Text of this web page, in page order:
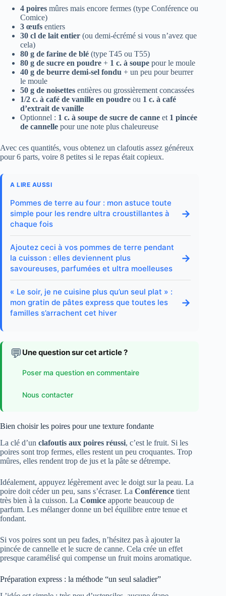
4 poires mûres mais encore fermes (type Conférence ou
Comice)
3 œufs entiers
30 cl de lait entier (ou demi-écrémé si vous n’avez que
cela)
80 g de farine de blé (type T45 ou T55)
80 g de sucre en poudre + 1 c. à soupe pour le moule
40 g de beurre demi-sel fondu + un peu pour beurrer
le moule
50 g de noisettes entières ou grossièrement concassées
1/2 c. à café de vanille en poudre ou 1 c. à café
d’extrait de vanille
Optionnel : 1 c. à soupe de sucre de canne et 1 pincée
de cannelle pour une note plus chaleureuse
Avec ces quantités, vous obtenez un clafoutis assez généreux
pour 6 parts, voire 8 petites si le repas était copieux.
A LIRE AUSSI
Pommes de terre au four : mon astuce toute
simple pour les rendre ultra croustillantes à
chaque fois
→
Ajoutez ceci à vos pommes de terre pendant
la cuisson : elles deviennent plus
savoureuses, parfumées et ultra moelleuses
→
« Le soir, je ne cuisine plus qu’un seul plat » :
mon gratin de pâtes express que toutes les
familles s’arrachent cet hiver
→
💬 Une question sur cet article ?
Poser ma question en commentaire
Nous contacter
Bien choisir les poires pour une texture fondante
La clé d’un clafoutis aux poires réussi, c’est le fruit. Si les
poires sont trop fermes, elles restent un peu croquantes. Trop
mûres, elles rendent trop de jus et la pâte se détrempe.
Idéalement, appuyez légèrement avec le doigt sur la peau. La
poire doit céder un peu, sans s’écraser. La Conférence tient
très bien à la cuisson. La Comice apporte beaucoup de
parfum. Les mélanger donne un bel équilibre entre tenue et
fondant.
Si vos poires sont un peu fades, n’hésitez pas à ajouter la
pincée de cannelle et le sucre de canne. Cela crée un effet
presque caramélisé qui compense un fruit moins aromatique.
Préparation express : la méthode “un seul saladier”